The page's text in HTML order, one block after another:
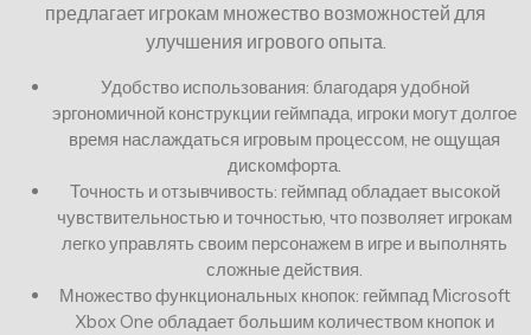
предлагает игрокам множество возможностей для
улучшения игрового опыта.
Удобство использования: благодаря удобной
эргономичной конструкции геймпада, игроки могут долгое
время наслаждаться игровым процессом, не ощущая
дискомфорта.
Точность и отзывчивость: геймпад обладает высокой
чувствительностью и точностью, что позволяет игрокам
легко управлять своим персонажем в игре и выполнять
сложные действия.
Множество функциональных кнопок: геймпад Microsoft
Xbox One обладает большим количеством кнопок и